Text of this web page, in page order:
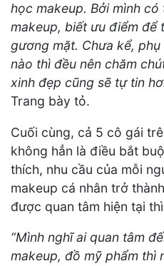
học makeup. Bởi mình
makeup, biết ưu điểm để
gương mặt. Chưa kể,
nào thì đều nên chăm
xinh đẹp cũng sẽ tự tin
Trang bày tỏ.
Cuối cùng, cả 5 cô gái
không hẳn là điều bắt
thích, nhu cầu của mỗi
makeup cá nhân trở
được quan tâm hiện tại
“Mình nghĩ ai quan tâm
makeup, đồ mỹ phẩm thì